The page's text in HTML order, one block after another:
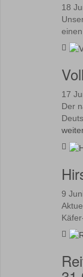
18
17
Der
9